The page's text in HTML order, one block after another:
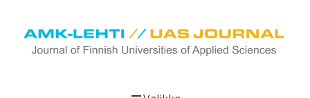
Hyppää
pääsisältöön
Hyppää
ensisijaiseen
Hyppää
alatunnisteeseen